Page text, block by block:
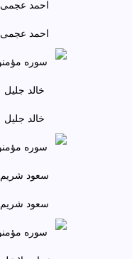
احمد عجمى
خالد جليل
سعود شريم